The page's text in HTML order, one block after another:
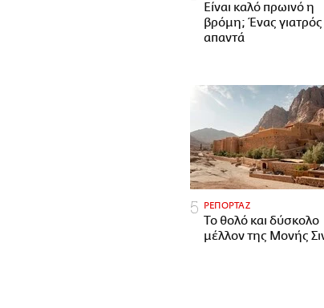
Είναι καλό πρωινό η
βρόμη; Ένας γιατρός
απαντά
ΡΕΠΟΡΤΑΖ
Το θολό και δύσκολο
μέλλον της Μονής